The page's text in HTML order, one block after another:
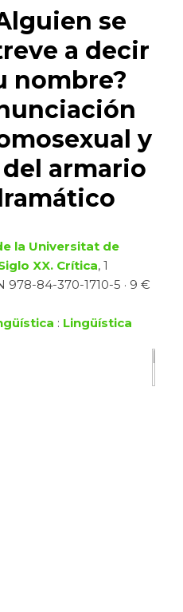
se
a decir
nombre?
y
armario
la Universitat de
XX. Crítica, 1
978-84-370-1710-5 · 9 €
: Lingüística